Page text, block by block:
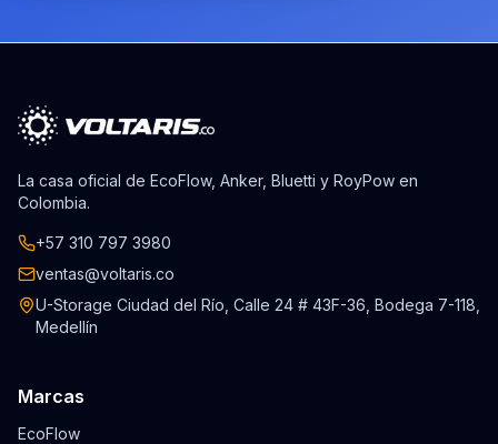
La casa oficial de EcoFlow, Anker, Bluetti y RoyPow en
Colombia.
+57 310 797 3980
ventas@voltaris.co
U-Storage Ciudad del Río, Calle 24 # 43F-36, Bodega 7-118,
Medellín
Marcas
EcoFlow